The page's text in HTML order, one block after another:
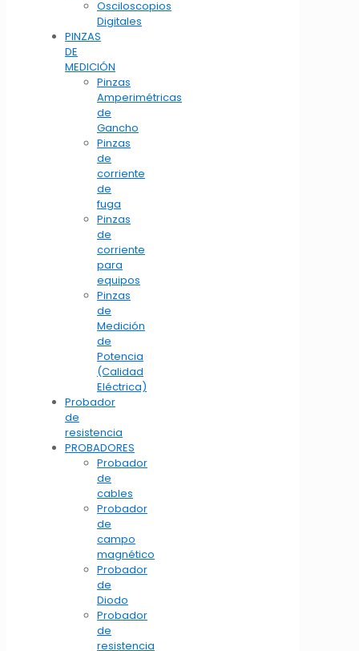
Osciloscopios
Digitales
PINZAS
DE
MEDICIÓN
Pinzas
Amperimétricas
de
Gancho
Pinzas
de
corriente
de
fuga
Pinzas
de
corriente
para
equipos
Pinzas
de
Medición
de
Potencia
(Calidad
Eléctrica)
Probador
de
resistencia
PROBADORES
Probador
de
cables
Probador
de
campo
magnético
Probador
de
Diodo
Probador
de
resistencia